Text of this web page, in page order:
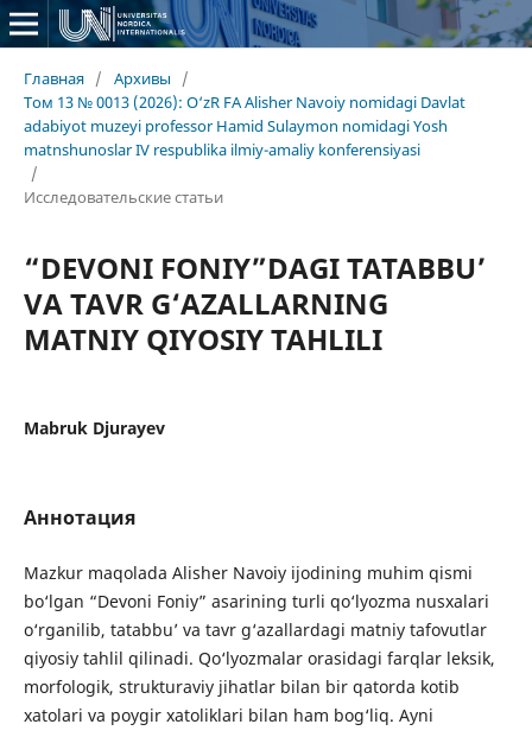
Главная / Архивы
/
Том 13 № 0013 (2026): O‘zR FA Alisher Navoiy nomidagi Davlat
adabiyot muzeyi professor Hamid Sulaymon nomidagi Yosh
matnshunoslar IV respublika ilmiy-amaliy konferensiyasi
/
Исследовательские статьи
“DEVONI FONIY”DAGI TATABBU’
VA TAVR G‘AZALLARNING
MATNIY QIYOSIY TAHLILI
Mabruk Djurayev
Аннотация
Mazkur maqolada Alisher Navoiy ijodining muhim qismi
bo‘lgan “Devoni Foniy” asarining turli qo‘lyozma nusxalari
o‘rganilib, tatabbu’ va tavr g‘azallardagi matniy tafovutlar
qiyosiy tahlil qilinadi. Qo‘lyozmalar orasidagi farqlar leksik,
morfologik, strukturaviy jihatlar bilan bir qatorda kotib
xatolari va poygir xatoliklari bilan ham bog‘liq. Ayni